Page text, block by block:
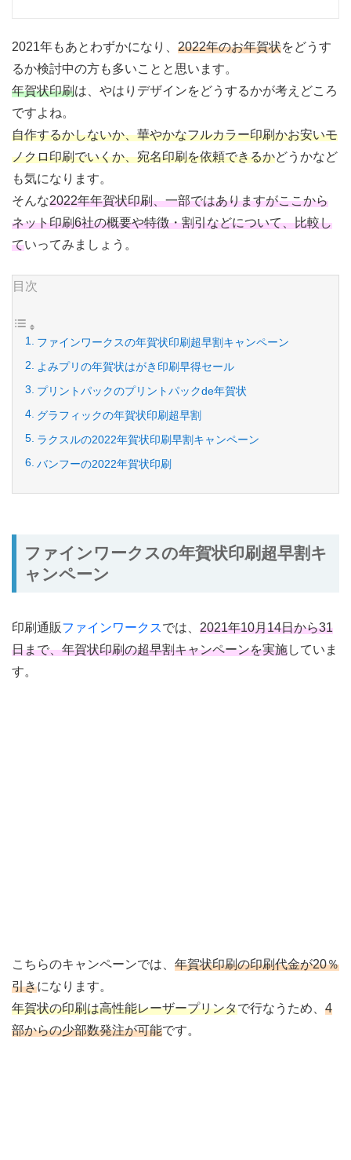
2021年もあとわずかになり、 2022年のお年賀状をどうす
るか検討中の方も多いことと思います。
年賀状印刷は、やはりデザインをどうするかが考えどころ
ですよね。
自作するかしないか、華やかなフルカラー印刷かお安いモ
ノクロ印刷でいくか、宛名印刷を依頼できるかどうかなど
も気になります。
そんな2022年年賀状印刷、一部ではありますがここから
ネット印刷6社の概要や特徴・割引などについて、比較し
ていってみましょう。
目次
ファインワークスの年賀状印刷超早割キャンペーン
よみプリの年賀状はがき印刷早得セール
プリントパックのプリントパックde年賀状
グラフィックの年賀状印刷超早割
ラクスルの2022年賀状印刷早割キャンペーン
バンフーの2022年賀状印刷
ファインワークスの年賀状印刷超早割キ
ャンペーン
印刷通販ファインワークスでは、 2021年10月14日から31
日まで、年賀状印刷の超早割キャンペーンを実施していま
す。
こちらのキャンペーンでは、 年賀状印刷の印刷代金が20％
引きになります。
年賀状の印刷は高性能レーザープリンタで行なうため、 4
部からの少部数発注が可能です。